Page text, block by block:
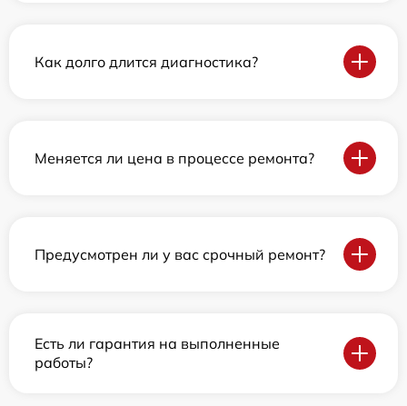
Как долго длится диагностика?
Меняется ли цена в процессе ремонта?
Предусмотрен ли у вас срочный ремонт?
Есть ли гарантия на выполненные
работы?